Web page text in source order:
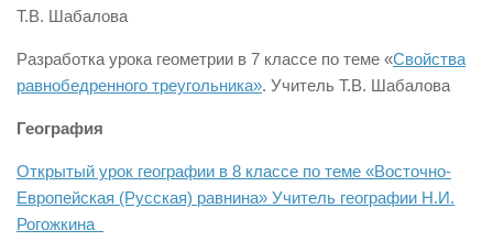
Т.В. Шабалова
Разработка урока геометрии в 7 классе по теме «Свойства
равнобедренного треугольника». Учитель Т.В. Шабалова
География
Открытый урок географии в 8 классе по теме «Восточно-
Европейская (Русская) равнина» Учитель географии Н.И.
Рогожкина